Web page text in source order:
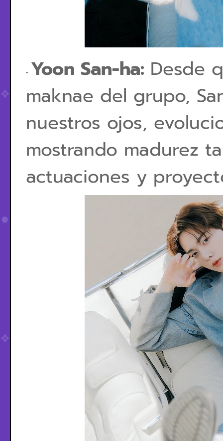
Yoon San-ha: Desde
maknae del grupo,
nuestros ojos,
mostrando madurez
actuaciones y